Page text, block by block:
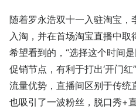
随着罗永浩双十一入驻淘宝，
入淘，并在首场淘宝直播中
希望看到的，“选择这个时间
促销节点，有利于打出‘开门
流量优势，直播间区别于传统
也吸引了一波粉丝，脱口秀+